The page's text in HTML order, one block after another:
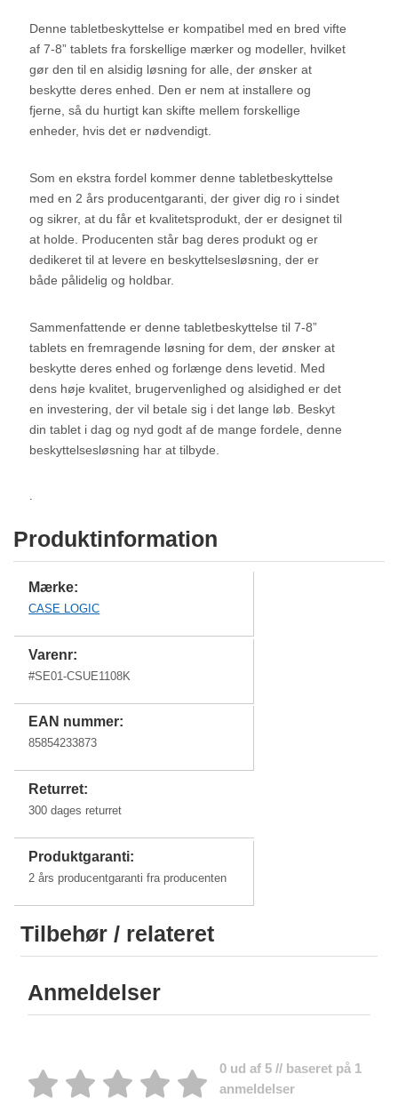
Denne tabletbeskyttelse er kompatibel med en bred vifte
af 7-8” tablets fra forskellige mærker og modeller, hvilket
gør den til en alsidig løsning for alle, der ønsker at
beskytte deres enhed. Den er nem at installere og
fjerne, så du hurtigt kan skifte mellem forskellige
enheder, hvis det er nødvendigt.
Som en ekstra fordel kommer denne tabletbeskyttelse
med en 2 års producentgaranti, der giver dig ro i sindet
og sikrer, at du får et kvalitetsprodukt, der er designet til
at holde. Producenten står bag deres produkt og er
dedikeret til at levere en beskyttelsesløsning, der er
både pålidelig og holdbar.
Sammenfattende er denne tabletbeskyttelse til 7-8”
tablets en fremragende løsning for dem, der ønsker at
beskytte deres enhed og forlænge dens levetid. Med
dens høje kvalitet, brugervenlighed og alsidighed er det
en investering, der vil betale sig i det lange løb. Beskyt
din tablet i dag og nyd godt af de mange fordele, denne
beskyttelsesløsning har at tilbyde.
.
Produktinformation
Mærke:
CASE LOGIC
Varenr:
#SE01-CSUE1108K
EAN nummer:
85854233873
Returret:
300 dages returret
Produktgaranti:
2 års producentgaranti fra producenten
Tilbehør / relateret
Anmeldelser
0 ud af 5 // baseret på 1
anmeldelser